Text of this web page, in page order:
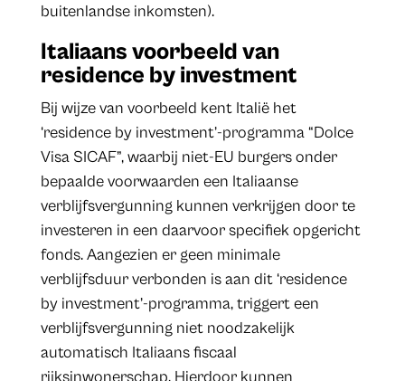
buitenlandse inkomsten).
Italiaans voorbeeld van
residence by investment
Bij wijze van voorbeeld kent Italië het
‘residence by investment’-programma “Dolce
Visa SICAF”, waarbij niet-EU burgers onder
bepaalde voorwaarden een Italiaanse
verblijfsvergunning kunnen verkrijgen door te
investeren in een daarvoor specifiek opgericht
fonds. Aangezien er geen minimale
verblijfsduur verbonden is aan dit ‘residence
by investment’-programma, triggert een
verblijfsvergunning niet noodzakelijk
automatisch Italiaans fiscaal
rijksinwonerschap. Hierdoor kunnen